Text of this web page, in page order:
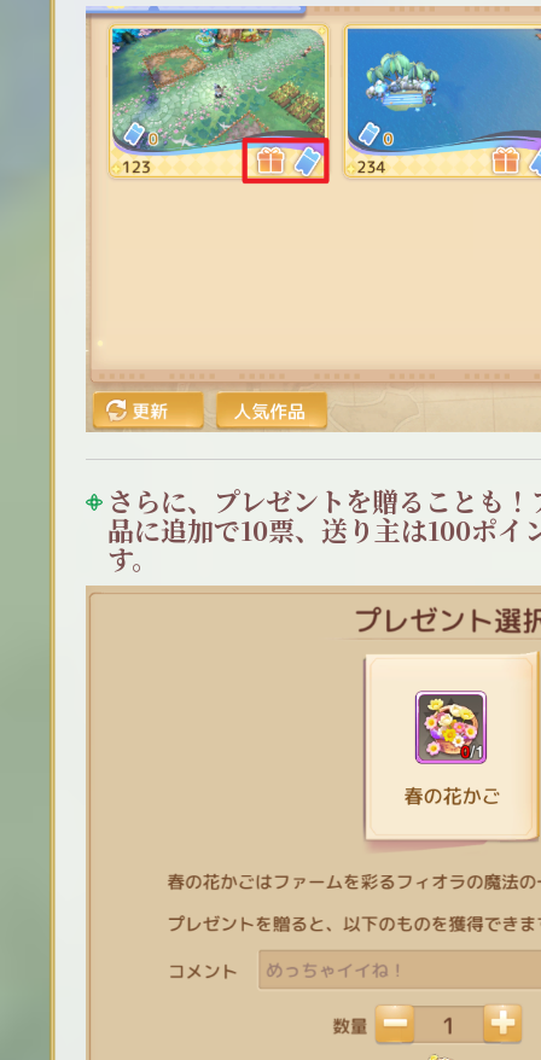
さらに、プレゼントを贈ることも
品に追加で10票、送り主は100ポイ
す。